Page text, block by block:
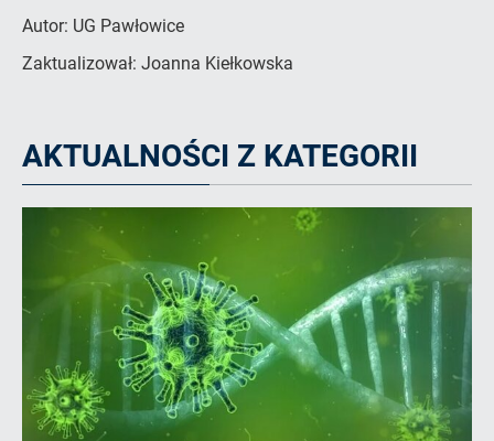
Autor: UG Pawłowice
Zaktualizował: Joanna Kiełkowska
AKTUALNOŚCI Z KATEGORII